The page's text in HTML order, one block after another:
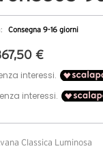
Consegna 9-16 giorni
€
Classica Luminosa